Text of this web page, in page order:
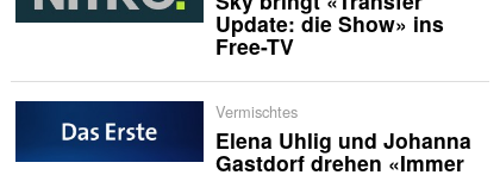
Update: die Show» ins
Free-TV
Vermischtes
Elena Uhlig und Johanna
Gastdorf drehen «Immer